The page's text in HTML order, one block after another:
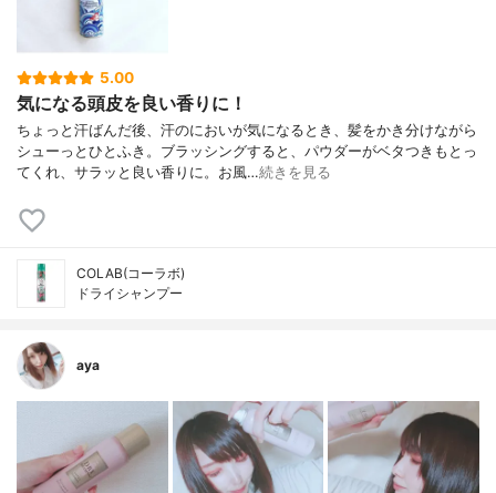
5.00
気になる頭皮を良い香りに！
ちょっと汗ばんだ後、汗のにおいが気になるとき、髪をかき分けながら
シューっとひとふき。ブラッシングすると、パウダーがベタつきもとっ
てくれ、サラッと良い香りに。お風…続きを見る
COLAB(コーラボ)
ドライシャンプー
aya